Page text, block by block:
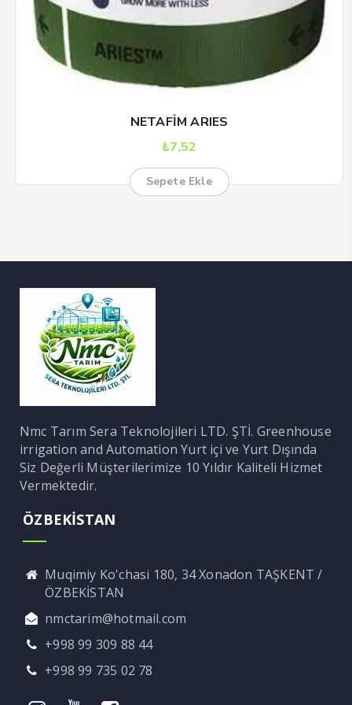
NETAFİM ARIES
₺7,52
Sepete Ekle
Nmc Tarım Sera Teknolojileri LTD. ŞTİ. Greenhouse
irrigation and Automation Yurt içi ve Yurt Dışında
Siz Değerli Müşterilerimize 10 Yıldır Kaliteli Hizmet
Vermektedir.
ÖZBEKİSTAN
Muqimiy Ko'chasi 180, 34 Xonadon TAŞKENT /
ÖZBEKİSTAN
nmctarim@hotmail.com
+998 99 309 88 44
+998 99 735 02 78